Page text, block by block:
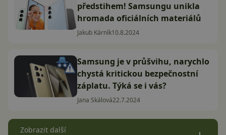
předstihem! Samsungu unikla
hromada oficiálních materiálů
Jakub Kárník10.8.2024
Samsung je v průšvihu, narychlo
chystá kritickou bezpečnostní
záplatu. Týká se i vás?
Jana Skálová22.7.2024
Zobrazit další